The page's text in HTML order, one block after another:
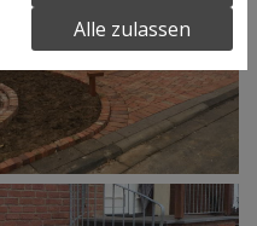
Alle zulassen